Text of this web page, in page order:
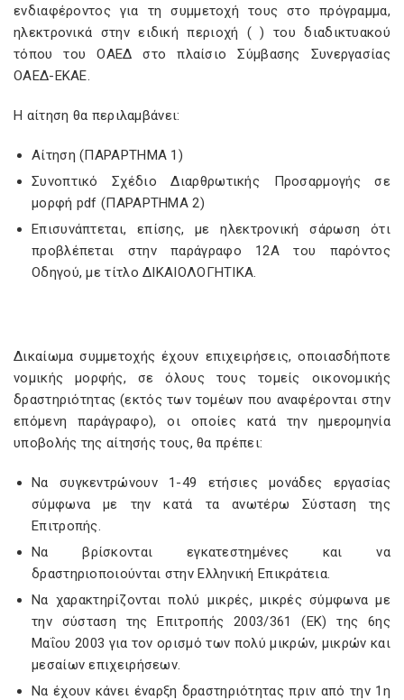
ενδιαφέροντος για τη συμμετοχή τους στο πρόγραμμα,
ηλεκτρονικά στην ειδική περιοχή ( ) του διαδικτυακού
τόπου του ΟΑΕΔ στο πλαίσιο Σύμβασης Συνεργασίας
ΟΑΕΔ-ΕΚΑΕ.
Η αίτηση θα περιλαμβάνει:
Αίτηση (ΠΑΡΑΡΤΗΜΑ 1)
Συνοπτικό Σχέδιο Διαρθρωτικής Προσαρμογής σε
μορφή pdf (ΠΑΡΑΡΤΗΜΑ 2)
Επισυνάπτεται, επίσης, με ηλεκτρονική σάρωση ότι
προβλέπεται στην παράγραφο 12Α του παρόντος
Οδηγού, με τίτλο ΔΙΚΑΙΟΛΟΓΗΤΙΚΑ.
Δικαίωμα συμμετοχής έχουν επιχειρήσεις, οποιασδήποτε
νομικής μορφής, σε όλους τους τομείς οικονομικής
δραστηριότητας (εκτός των τομέων που αναφέρονται στην
επόμενη παράγραφο), οι οποίες κατά την ημερομηνία
υποβολής της αίτησής τους, θα πρέπει:
Να συγκεντρώνουν 1-49 ετήσιες μονάδες εργασίας
σύμφωνα με την κατά τα ανωτέρω Σύσταση της
Επιτροπής.
Να βρίσκονται εγκατεστημένες και να
δραστηριοποιούνται στην Ελληνική Επικράτεια.
Να χαρακτηρίζονται πολύ μικρές, μικρές σύμφωνα με
την σύσταση της Επιτροπής 2003/361 (ΕΚ) της 6ης
Μαΐου 2003 για τον ορισμό των πολύ μικρών, μικρών και
μεσαίων επιχειρήσεων.
Να έχουν κάνει έναρξη δραστηριότητας πριν από την 1η